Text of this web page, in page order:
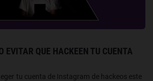
EVITAR QUE HACKEEN TU CUENTA
tu cuenta de Instagram de hackeos este